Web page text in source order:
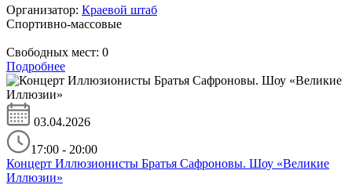
Организатор: Краевой штаб
Спортивно-массовые
Свободных мест: 0
Подробнее
03.04.2026
17:00 - 20:00
Концерт Иллюзионисты Братья Сафроновы. Шоу «Великие
Иллюзии»